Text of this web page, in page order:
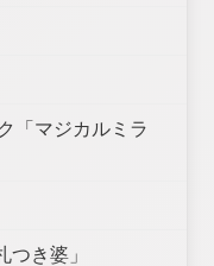
「マジカルミラ
き婆」